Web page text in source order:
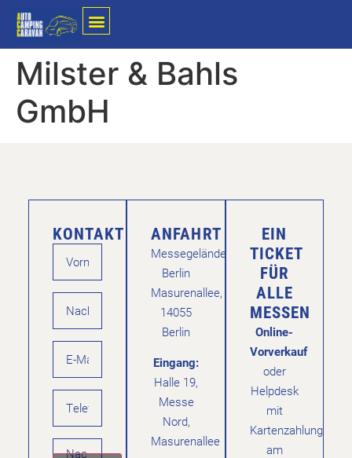
Milster & Bahls
GmbH
KONTAKT ANFAHRT
Messegelände
Berlin
Masurenallee,
14055
Berlin
Eingang:
Halle 19,
Messe
Nord,
Masurenallee
EIN
TICKET
FÜR
ALLE
MESSEN
Online-
Vorverkauf
oder
Helpdesk
mit
Kartenzahlung
am